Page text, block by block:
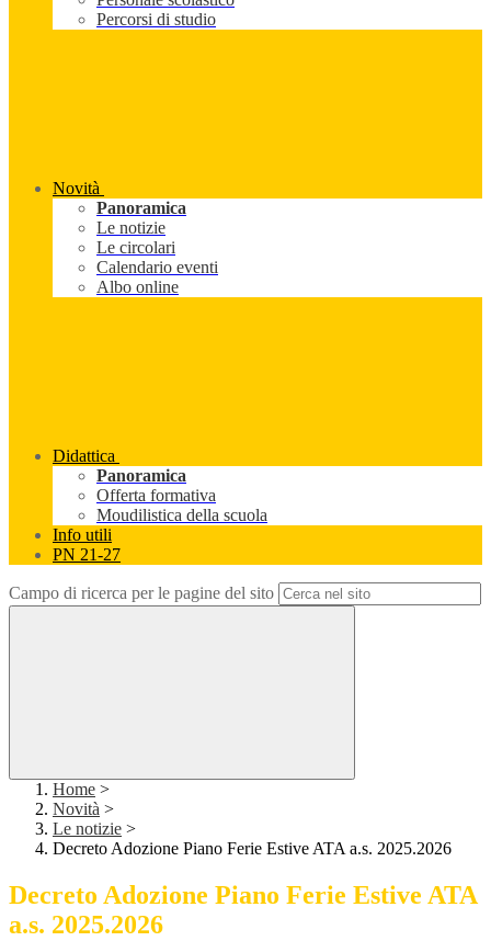
Percorsi di studio
Novità
Panoramica
Le notizie
Le circolari
Calendario eventi
Albo online
Didattica
Panoramica
Offerta formativa
Moudilistica della scuola
Info utili
PN 21-27
Campo di ricerca per le pagine del sito
Home >
Novità >
Le notizie >
Decreto Adozione Piano Ferie Estive ATA a.s. 2025.2026
Decreto Adozione Piano Ferie Estive ATA
a.s. 2025.2026